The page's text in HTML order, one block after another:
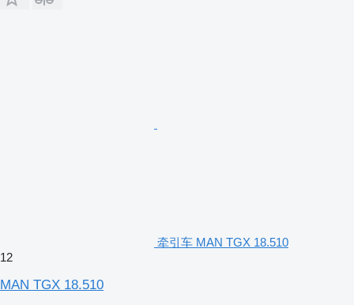
牵引车 MAN TGX 18.510
12
MAN TGX 18.510